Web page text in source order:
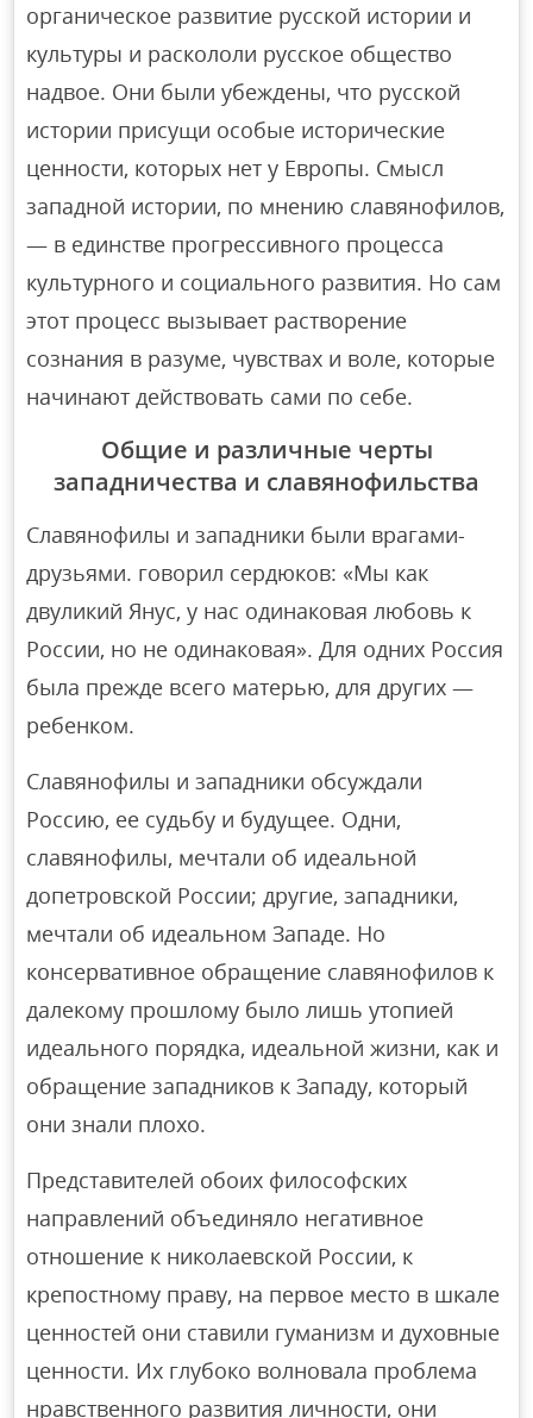
органическое развитие русской истории и
культуры и раскололи русское общество
надвое. Они были убеждены, что русской
истории присущи особые исторические
ценности, которых нет у Европы. Смысл
западной истории, по мнению славянофилов,
— в единстве прогрессивного процесса
культурного и социального развития. Но сам
этот процесс вызывает растворение
сознания в разуме, чувствах и воле, которые
начинают действовать сами по себе.
Общие и различные черты
западничества и славянофильства
Славянофилы и западники были врагами-
друзьями. говорил сердюков: «Мы как
двуликий Янус, у нас одинаковая любовь к
России, но не одинаковая». Для одних Россия
была прежде всего матерью, для других —
ребенком.
Славянофилы и западники обсуждали
Россию, ее судьбу и будущее. Одни,
славянофилы, мечтали об идеальной
допетровской России; другие, западники,
мечтали об идеальном Западе. Но
консервативное обращение славянофилов к
далекому прошлому было лишь утопией
идеального порядка, идеальной жизни, как и
обращение западников к Западу, который
они знали плохо.
Представителей обоих философских
направлений объединяло негативное
отношение к николаевской России, к
крепостному праву, на первое место в шкале
ценностей они ставили гуманизм и духовные
ценности. Их глубоко волновала проблема
нравственного развития личности, они